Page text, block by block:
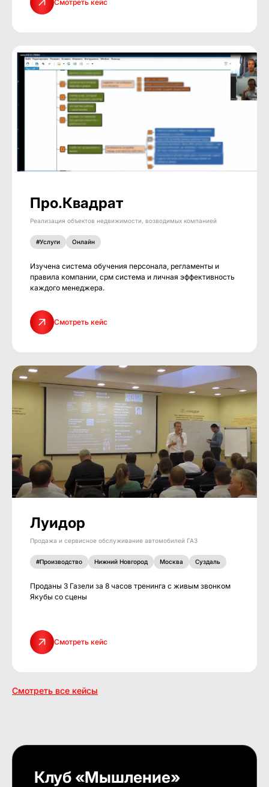
Смотреть кейс
Про.Квадрат
Реализация объектов недвижимости, возводимых компанией
#Услуги Онлайн
Изучена система обучения персонала, регламенты и
правила компании, срм система и личная эффективность
каждого менеджера.
Смотреть кейс
Луидор
Продажа и сервисное обслуживание автомобилей ГАЗ
#Производство Нижний Новгород Москва Суздаль
Проданы 3 Газели за 8 часов тренинга с живым звонком
Якубы со сцены
Смотреть кейс
Смотреть все кейсы
Клуб «Мышление»